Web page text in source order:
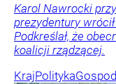
Karol Nawrocki
prezydentury
Podkreślał, że
koalicji rządzącej.
KrajPolityka